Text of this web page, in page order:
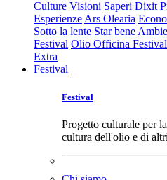
Culture Visioni Saperi Dixit
Esperienze Ars Olearia
Sotto la lente Star bene
Festival Olio Officina Festival
Extra
Festival
Festival
Progetto culturale per
cultura dell'olio e di